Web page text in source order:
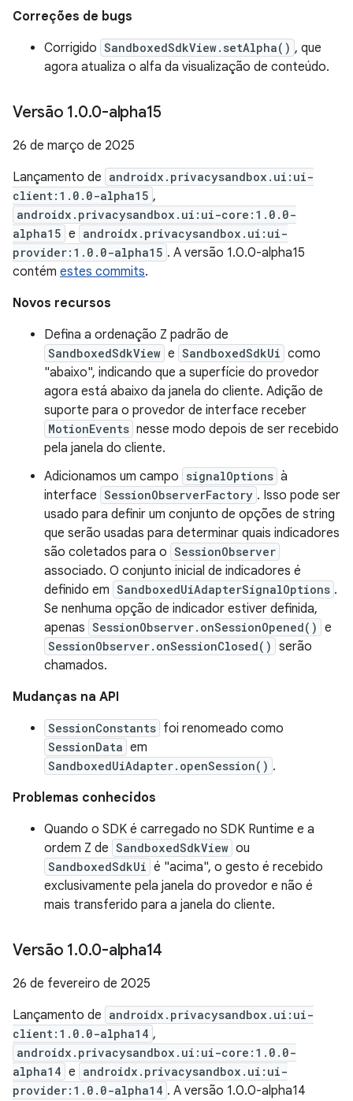
Correções de bugs
Corrigido SandboxedSdkView.setAlpha() , que
agora atualiza o alfa da visualização de conteúdo.
Versão 1.0.0-alpha15
26 de março de 2025
Lançamento de androidx.privacysandbox.ui:ui-
client:1.0.0-alpha15 ,
androidx.privacysandbox.ui:ui-core:1.0.0-
alpha15 e androidx.privacysandbox.ui:ui-
provider:1.0.0-alpha15 . A versão 1.0.0-alpha15
contém estes commits.
Novos recursos
Defina a ordenação Z padrão de
SandboxedSdkView e SandboxedSdkUi como
"abaixo", indicando que a superfície do provedor
agora está abaixo da janela do cliente. Adição de
suporte para o provedor de interface receber
MotionEvents nesse modo depois de ser recebido
pela janela do cliente.
Adicionamos um campo signalOptions à
interface SessionObserverFactory . Isso pode ser
usado para definir um conjunto de opções de string
que serão usadas para determinar quais indicadores
são coletados para o SessionObserver
associado. O conjunto inicial de indicadores é
definido em SandboxedUiAdapterSignalOptions .
Se nenhuma opção de indicador estiver definida,
apenas SessionObserver.onSessionOpened() e
SessionObserver.onSessionClosed() serão
chamados.
Mudanças na API
SessionConstants foi renomeado como
SessionData em
SandboxedUiAdapter.openSession() .
Problemas conhecidos
Quando o SDK é carregado no SDK Runtime e a
ordem Z de SandboxedSdkView ou
SandboxedSdkUi é "acima", o gesto é recebido
exclusivamente pela janela do provedor e não é
mais transferido para a janela do cliente.
Versão 1.0.0-alpha14
26 de fevereiro de 2025
Lançamento de androidx.privacysandbox.ui:ui-
client:1.0.0-alpha14 ,
androidx.privacysandbox.ui:ui-core:1.0.0-
alpha14 e androidx.privacysandbox.ui:ui-
provider:1.0.0-alpha14 . A versão 1.0.0-alpha14